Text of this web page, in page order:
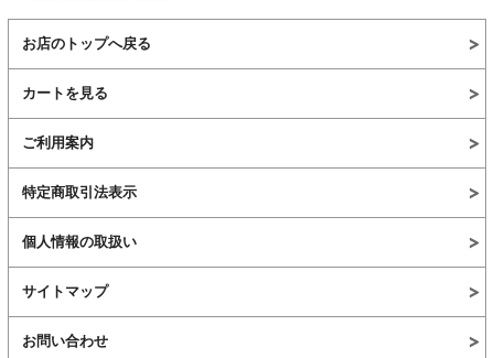
お店のトップへ戻る
カートを見る
ご利用案内
特定商取引法表示
個人情報の取扱い
サイトマップ
お問い合わせ